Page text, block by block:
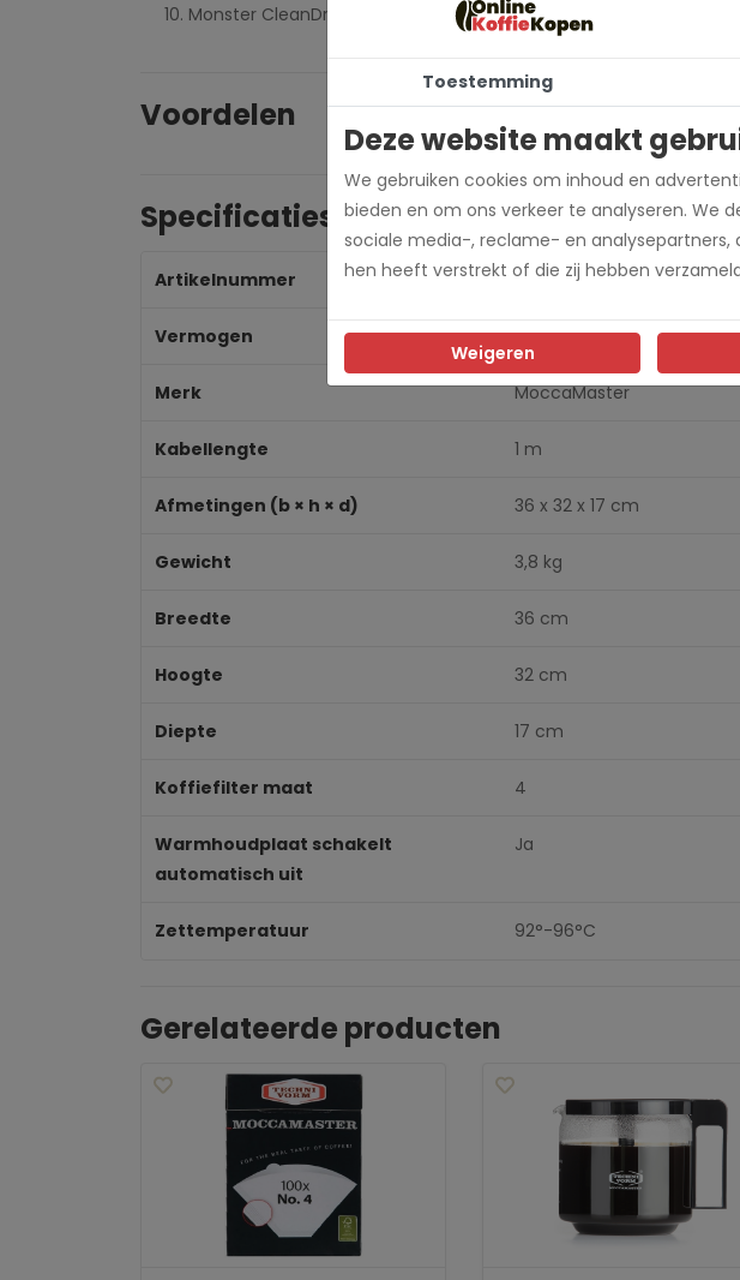
Monster CleanDrop reinigingsmiddel
Voordelen
Specificaties
Artikelnummer 53980
Vermogen 1450 watt
Merk MoccaMaster
Kabellengte 1 m
Afmetingen (b × h × d) 36 x 32 x 17 cm
Gewicht 3,8 kg
Breedte 36 cm
Hoogte 32 cm
Diepte 17 cm
Koffiefilter maat 4
Warmhoudplaat schakelt
automatisch uit
Ja
Zettemperatuur 92°-96°C
Gerelateerde producten
Toestemming
Deze website maakt
We gebruiken cookies om inhoud en
bieden en om ons verkeer te analyseren. We
sociale media-, reclame- en
hen heeft verstrekt of die zij hebben
Weigeren